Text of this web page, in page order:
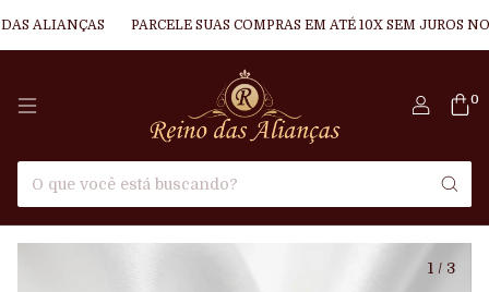
ALIANÇAS PARCELE SUAS COMPRAS EM ATÉ 10X SEM JUROS NO
0
1 / 3